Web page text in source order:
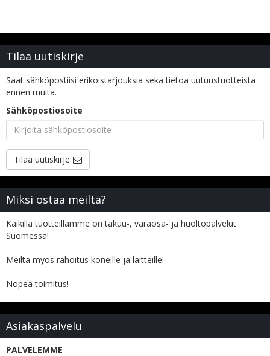
Tilaa uutiskirje
Saat sähköpostiisi erikoistarjouksia sekä tietoa uutuustuotteista
ennen muita.
Sähköpostiosoite
Tilaa uutiskirje
Miksi ostaa meiltä?
Kaikilla tuotteillamme on takuu-, varaosa- ja huoltopalvelut
Suomessa!
Meiltä myös rahoitus koneille ja laitteille!
Nopea toimitus!
Asiakaspalvelu
PALVELEMME